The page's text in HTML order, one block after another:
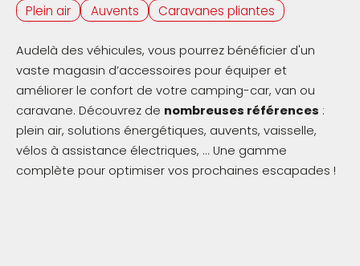
Plein air
Auvents Caravanes pliantes
Audelà des véhicules, vous pourrez bénéficier d'un
vaste magasin d’accessoires pour équiper et
améliorer le confort de votre camping-car, van ou
caravane. Découvrez de nombreuses références :
plein air, solutions énergétiques, auvents, vaisselle,
vélos à assistance électriques, ... Une gamme
complète pour optimiser vos prochaines escapades !